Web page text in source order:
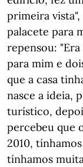
primeira
palacete para
repensou:
para mim e
que a casa
nasce a ideia,
turístico,
percebeu que
2010,
tínhamos